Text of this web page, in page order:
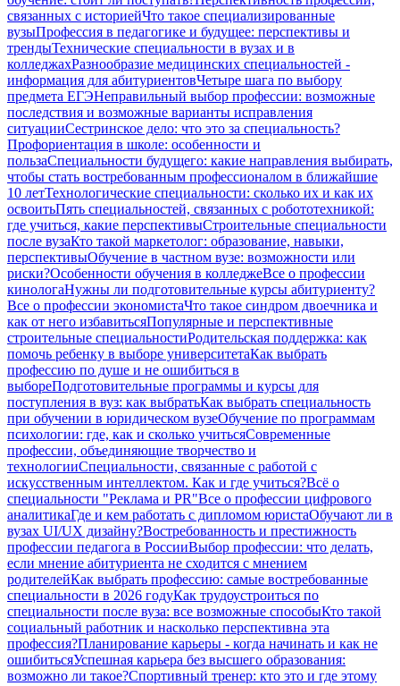
связанных с историейЧто такое специализированные
вузыПрофессия в педагогике и будущее: перспективы и
трендыТехнические специальности в вузах и в
колледжахРазнообразие медицинских специальностей -
информация для абитуриентовЧетыре шага по выбору
предмета ЕГЭНеправильный выбор профессии: возможные
последствия и возможные варианты исправления
ситуацииСестринское дело: что это за специальность?
Профориентация в школе: особенности и
пользаСпециальности будущего: какие направления выбирать,
чтобы стать востребованным профессионалом в ближайшие
10 летТехнологические специальности: сколько их и как их
освоитьПять специальностей, связанных с робототехникой:
где учиться, какие перспективыСтроительные специальности
после вузаКто такой маркетолог: образование, навыки,
перспективыОбучение в частном вузе: возможности или
риски?Особенности обучения в колледжеВсе о профессии
кинологаНужны ли подготовительные курсы абитуриенту?
Все о профессии экономистаЧто такое синдром двоечника и
как от него избавитьсяПопулярные и перспективные
строительные специальностиРодительская поддержка: как
помочь ребенку в выборе университетаКак выбрать
профессию по душе и не ошибиться в
выбореПодготовительные программы и курсы для
поступления в вуз: как выбратьКак выбрать специальность
при обучении в юридическом вузеОбучение по программам
психологии: где, как и сколько учитьсяСовременные
профессии, объединяющие творчество и
технологииСпециальности, связанные с работой с
искусственным интеллектом. Как и где учиться?Всё о
специальности "Реклама и PR"Все о профессии цифрового
аналитикаГде и кем работать с дипломом юристаОбучают ли в
вузах UI/UX дизайну?Востребованность и престижность
профессии педагога в РоссииВыбор профессии: что делать,
если мнение абитуриента не сходится с мнением
родителейКак выбрать профессию: самые востребованные
специальности в 2026 годуКак трудоустроиться по
специальности после вуза: все возможные способыКто такой
социальный работник и насколько перспективна эта
профессия?Планирование карьеры - когда начинать и как не
ошибитьсяУспешная карьера без высшего образования:
возможно ли такое?Спортивный тренер: кто это и где этому